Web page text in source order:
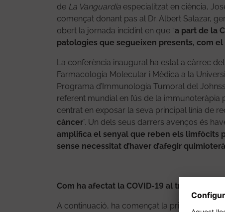
de La Vanguardia especialitzat en ciència,
començat donant pas al Dr. Albert Salazar,
obert la jornada incidint en que “a part de la
patologies que segueixen presents, com el
La conferència inaugural ha estat a càrrec
Farmacologia Molecular i Mèdica a la
Programa d’Immunologia Tumoral del
referent mundial en l’ús de la immunoteràpia
centrat en exposar la seva principal línia de
càncer”. Un dels seus darrers avenços és
amplifica el senyal que reben els limfòcits
sense necessitat d’haver d’afegir
Com ha afectat la COVID-19 al tractament i
A continuació, ha començat la primera de les